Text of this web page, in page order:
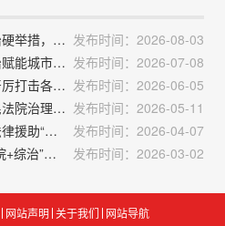
1.信用中国：黑龙江：以法治硬举措，优化营商软环境 发布时间：2026-08-03
2.信用中国：广东佛山：法治赋能城市治理厚植营商沃土 发布时间：2026-07-08
3.信用中国：教育部：依法严厉打击各类涉考违法犯罪活动 发布时间：2026-06-05
4.信用中国：最高法发布人民法院治理欠薪典型执行案例 发布时间：2026-05-11
5.信用中国：河南长垣启动法律援助“安心行动”专项宣传
发布时间：2026-04-07
6.信用中国：贵州息烽：“法院+综治”同发力，成功化解涉600余万元合同纠纷
发布时间：2026-03-02
网站声明 关于我们 网站导航